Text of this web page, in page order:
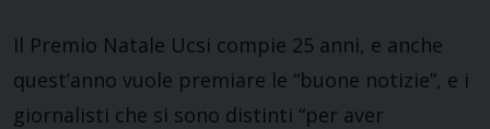
Il Premio Natale Ucsi compie 25 anni, e anche
quest’anno vuole premiare le “buone notizie”, e i
giornalisti che si sono distinti “per aver